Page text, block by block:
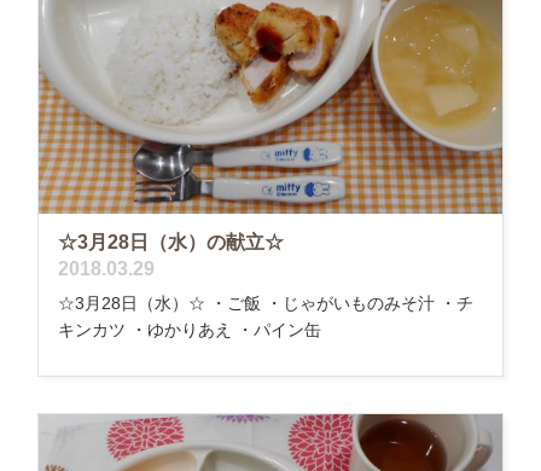
☆3月28日（水）の献立☆
2018.03.29
☆3月28日（水）☆ ・ご飯 ・じゃがいものみそ汁 ・チ
キンカツ ・ゆかりあえ ・パイン缶